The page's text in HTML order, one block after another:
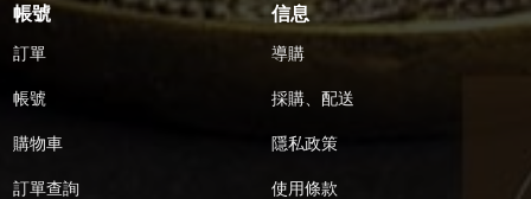
帳號
訂單
帳號
購物車
訂單查詢
信息
導購
採購、配送
隱私政策
使用條款